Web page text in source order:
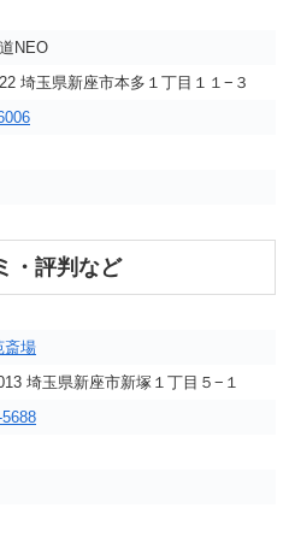
NEO
埼玉県新座市本多１丁目１１−３
・評判など
斎場
埼玉県新座市新塚１丁目５−１